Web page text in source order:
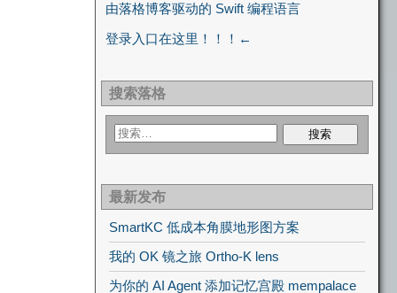
由落格博客驱动的 Swift 编程语言
登录入口在这里！！！←
搜索落格
最新发布
SmartKC 低成本角膜地形图方案
我的 OK 镜之旅 Ortho-K lens
为你的 AI Agent 添加记忆宫殿 mempalace